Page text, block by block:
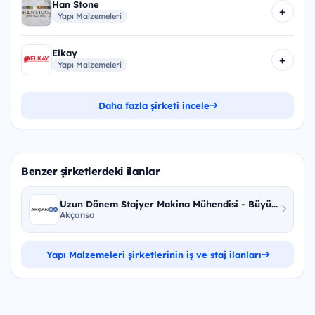
Han Stone
Yapı Malzemeleri +
Elkay
Yapı Malzemeleri +
Daha fazla şirketi incele
Benzer şirketlerdeki ilanlar
Uzun Dönem Stajyer Makina Mühendisi - Büyü...
Akçansa
Yapı Malzemeleri şirketlerinin iş ve staj ilanları